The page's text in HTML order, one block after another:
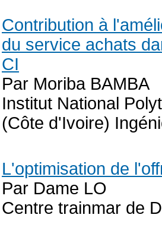
Contribution à
du service achats
CI
Par Moriba BAMBA
Institut National
(Côte d'Ivoire)
L'optimisation de
Par Dame LO
Centre trainmar de